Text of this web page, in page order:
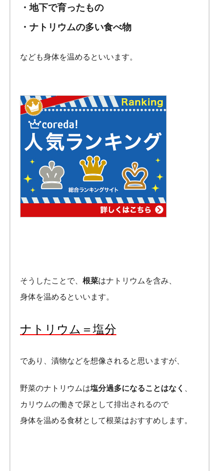
・地下で育ったもの
・ナトリウムの多い食べ物
なども身体を温めるといいます。
そうしたことで、 根菜はナトリウムを含み、
身体を温めるといいます。
ナトリウム＝塩分
であり、漬物などを想像されると思いますが、
野菜のナトリウムは塩分過多になることはなく
カリウムの働きで尿として排出されるので
身体を温める食材として根菜はおすすめします。